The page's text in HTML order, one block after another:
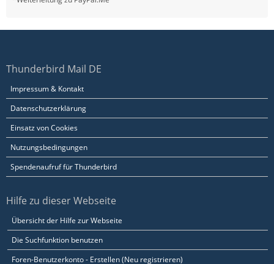
Thunderbird Mail DE
Impressum & Kontakt
Datenschutzerklärung
Einsatz von Cookies
Nutzungsbedingungen
Spendenaufruf für Thunderbird
Hilfe zu dieser Webseite
Übersicht der Hilfe zur Webseite
Die Suchfunktion benutzen
Foren-Benutzerkonto - Erstellen (Neu registrieren)